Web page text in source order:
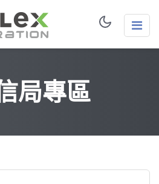
局專區